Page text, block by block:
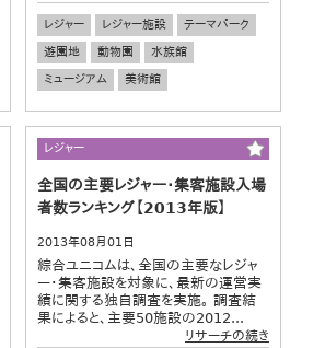
レジャー レジャー施設
テーマパーク
遊園地
動物園
水族館
ミュージアム
美術館
レジャー
全国の主要レジャー・集客施設入場
者数ランキング【2013年版】
2013年08月01日
綜合ユニコムは、全国の主要なレジャ
ー・集客施設を対象に、最新の運営実
績に関する独自調査を実施。 調査結
果によると、主要50施設の2012...
リサーチの続き